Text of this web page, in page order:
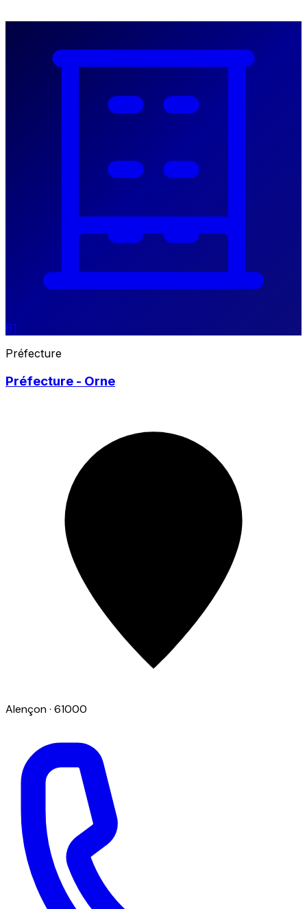
61
Préfecture
Préfecture - Orne
Alençon· 61000